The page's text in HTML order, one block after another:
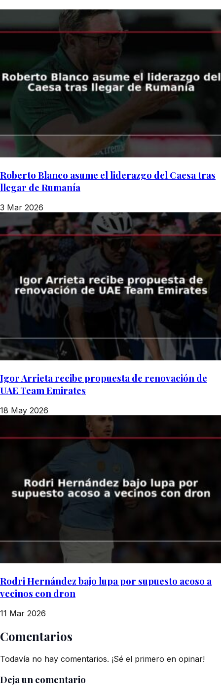
Roberto Blanco asume el liderazgo del Caesa tras
llegar de Rumanía
3 Mar 2026
Igor Arrieta recibe propuesta de renovación de
UAE Team Emirates
18 May 2026
Rodri Hernández bajo lupa por supuesto acoso a
vecinos con dron
11 Mar 2026
Comentarios
Todavía no hay comentarios. ¡Sé el primero en opinar!
Deja un comentario